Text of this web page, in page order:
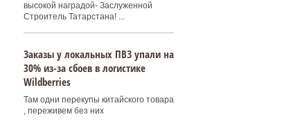
высокой наградой- Заслуженной
Строитель Татарстана! ...
Заказы у локальных ПВЗ упали на
30% из-за сбоев в логистике
Wildberries
Там одни перекупы китайского товара
, переживем без них